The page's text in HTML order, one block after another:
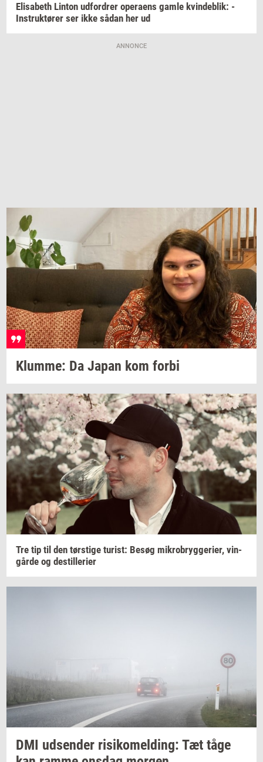
Elisa­beth Lin­ton ud­for­drer ope­ra­ens gamle kvin­de­blik: -
In­struk­tø­rer ser ikke sådan her ud
ANNONCE
Klum­me: Da Japan kom forbi
Tre tip til den tørsti­ge turist: Besøg mi­kro­bryg­ge­ri­er, vin­
går­de og destil­le­ri­er
DMI ud­sen­der ri­si­ko­mel­ding: Tæt tåge